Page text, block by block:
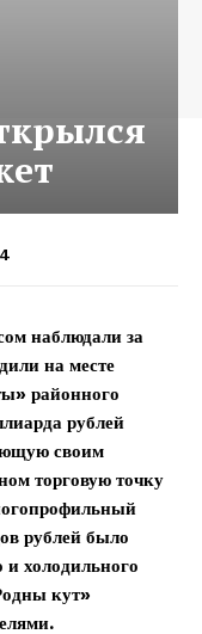
наблюдали за
на месте
районного
рублей
своим
торговую точку
рублей было
и холодильного
кут»